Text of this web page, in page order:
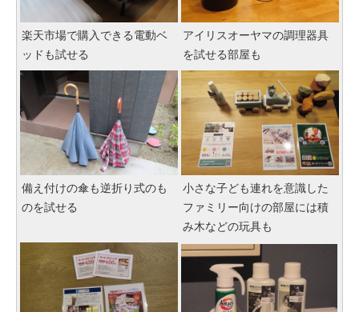
楽天市場で購入できる電動ベ
ッドも試せる
アイリスオーヤマの調理器具
を試せる部屋も
備え付けの傘も逆折り式のも
のを試せる
小さな子ども連れを意識した
ファミリー向けの部屋には積
み木などの玩具も